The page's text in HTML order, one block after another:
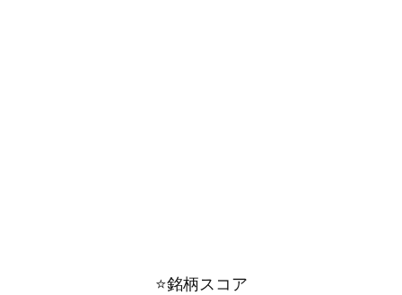
⭐️銘柄スコア